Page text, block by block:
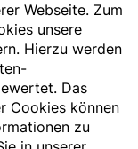
e. V.
Webseite. Zum
unsere
Hierzu werden
Das
Cookies können
zu